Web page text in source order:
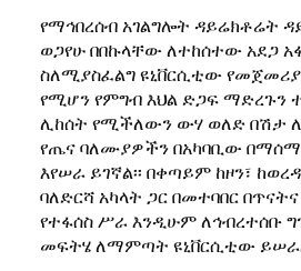
የማኅበረሰብ አገልግሎት ዳይሬክቶሬት
ወጋየሁ በበኩላቸው ለተከሰተው አደጋ
ስለሚያስፈልግ ዩኒቨርሲቲው
የሚሆን የምግብ እህል ድጋፍ ማድረጉን
ሊከሰት የሚችለውን ውሃ ወለድ በሽታ
የጤና ባለሙያዎችን በአካባቢው
እየሠራ ይገኛል፡፡ በቀጣይም ከዞን፣
ባለድርሻ አካላት ጋር በመተባበር
የተፋሰስ ሥራ እንዲሁም ለኅብረተሰቡ
መፍትሄ ለማምጣት ዩኒቨርሲቲው ይሠራል